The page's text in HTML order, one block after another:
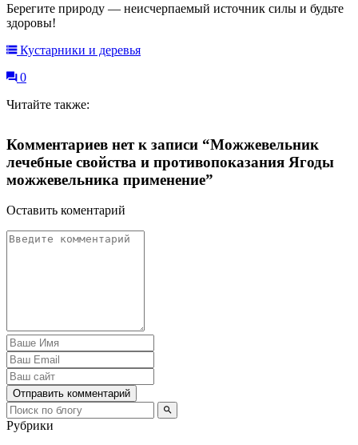
Берегите природу — неисчерпаемый источник силы и будьте
здоровы!
Кустарники и деревья
0
Читайте также:
Комментариев нет к записи “Можжевельник
лечебные свойства и противопоказания Ягоды
можжевельника применение”
Оставить коментарий
Отправить комментарий
Рубрики